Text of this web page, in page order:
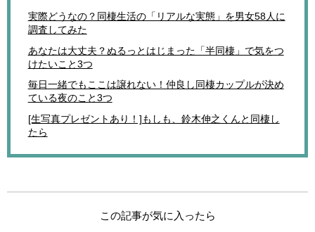
実際どうなの？同棲生活の「リアルな実態」を男女58人に
調査してみた
あなたは大丈夫？ぬるっとはじまった「半同棲」で気をつ
けたいこと3つ
毎日一緒でもここは譲れない！仲良し同棲カップルが決め
ている夜のこと3つ
[生写真プレゼントあり！]もしも、鈴木伸之くんと同棲し
たら
この記事が気に入ったら